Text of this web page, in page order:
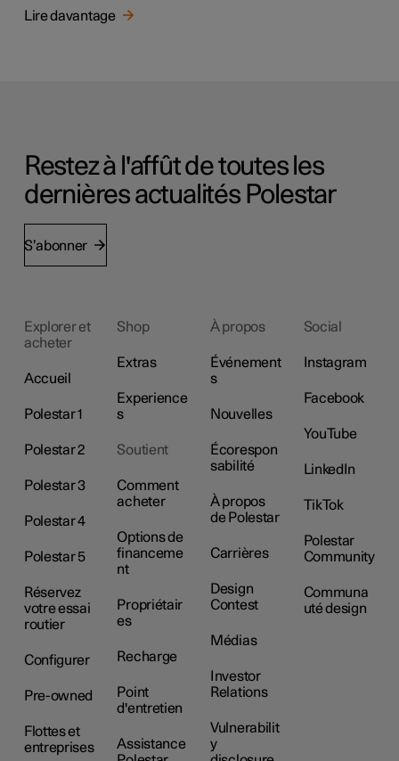
Lire davantage
Restez à l'affût de toutes les
dernières actualités Polestar
S’abonner
Explorer et
acheter
Accueil
Polestar 1
Polestar 2
Polestar 3
Polestar 4
Polestar 5
Réservez
votre essai
routier
Configurer
Pre-owned
Flottes et
entreprises
Shop
Extras
Experience
s
Soutient
Comment
acheter
Options de
financeme
nt
Propriétair
es
Recharge
Point
d'entretien
Assistance
À propos
Événement
s
Nouvelles
Écorespon
sabilité
À propos
de Polestar
Carrières
Design
Contest
Médias
Investor
Relations
Vulnerabilit
y
Social
Instagram
Facebook
YouTube
LinkedIn
TikTok
Polestar
Community
Communa
uté design